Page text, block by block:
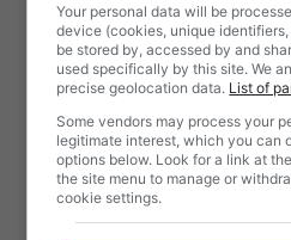
Your personal data will be
device (cookies, unique
be stored by, accessed by and
used specifically by this site. We
precise geolocation data. List of
Some vendors may process your
legitimate interest, which you can
options below. Look for a link at
the site menu to manage or
cookie settings.